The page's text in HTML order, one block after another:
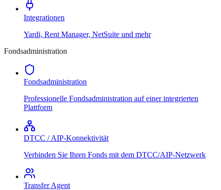
Integrationen
Yardi, Rent Manager, NetSuite und mehr
Fondsadministration
Fondsadministration
Professionelle Fondsadministration auf einer integrierten
Plattform
DTCC / AIP-Konnektivität
Verbinden Sie Ihren Fonds mit dem DTCC/AIP-Netzwerk
Transfer Agent